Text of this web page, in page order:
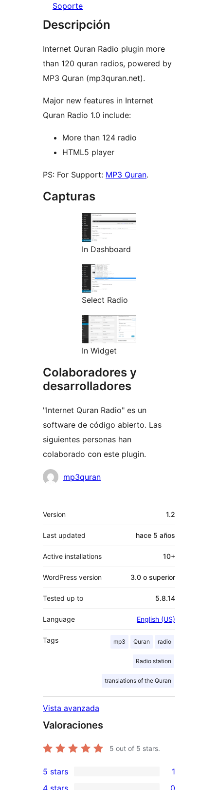
Soporte
Descripción
Internet Quran Radio plugin more
than 120 quran radios, powered by
MP3 Quran (mp3quran.net).
Major new features in Internet
Quran Radio 1.0 include:
More than 124 radio
HTML5 player
PS: For Support: MP3 Quran.
Capturas
In Dashboard
Select Radio
In Widget
Colaboradores y
desarrolladores
"Internet Quran Radio" es un
software de código abierto. Las
siguientes personas han
colaborado con este plugin.
Colaboradores
mp3quran
Meta
Version 1.2
Last updated hace 5 años
Active installations 10+
WordPress version 3.0 o superior
Tested up to 5.8.14
Language English (US)
Tags mp3 Quran radio
Radio station
translations of the Quran
Vista avanzada
Valoraciones
5 out of 5 stars.
1
5 stars 1